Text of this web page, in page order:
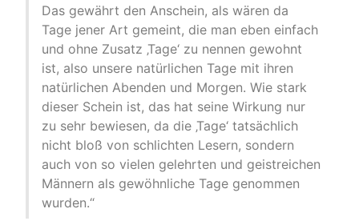
Das gewährt den Anschein, als wären da
Tage jener Art gemeint, die man eben einfach
und ohne Zusatz ‚Tage‘ zu nennen gewohnt
ist, also unsere natürlichen Tage mit ihren
natürlichen Abenden und Morgen. Wie stark
dieser Schein ist, das hat seine Wirkung nur
zu sehr bewiesen, da die ‚Tage‘ tatsächlich
nicht bloß von schlichten Lesern, sondern
auch von so vielen gelehrten und geistreichen
Männern als gewöhnliche Tage genommen
wurden.“